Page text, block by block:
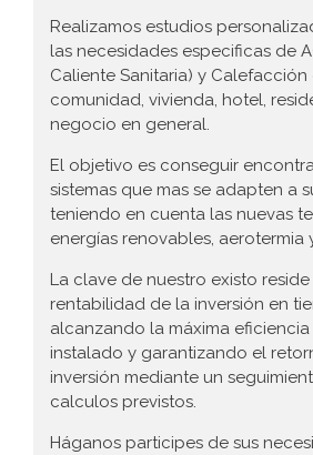
Realizamos estudios
las necesidades especificas de
Caliente Sanitaria) y Calefacción
comunidad, vivienda, hotel,
negocio en general.
El objetivo es conseguir
sistemas que mas se adapten a
teniendo en cuenta las nuevas
energías renovables, aerotermia
La clave de nuestro existo
rentabilidad de la inversión en
alcanzando la máxima
instalado y garantizando el
inversión mediante un
calculos previstos.
Háganos participes de sus